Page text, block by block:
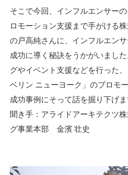
そこで今回、インフルエンサー
ロモーション支援まで手がける
の戸高純さんに、インフルエン
成功に導く秘訣をうかがいまし
グやイベント支援などを行った
ベリン ニューヨーク」のプロモ
成功事例にそって話を掘り下げま
聞き手：アライドアーキテクツ
グ事業本部 金濱 壮史